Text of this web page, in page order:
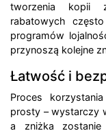
tworzenia kopii
rabatowych
programów
przynoszą kolejne
Łatwość i
Proces
prosty – wystarczy
a zniżka zostanie